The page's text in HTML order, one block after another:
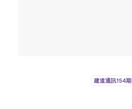
建道通訊154期